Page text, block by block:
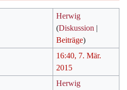
Herwig
(Diskussion |
Beiträge)
16:40, 7. Mär.
2015
Herwig